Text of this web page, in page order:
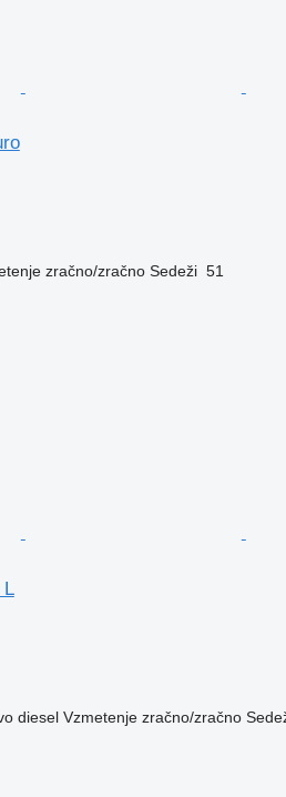
zračno/zračno Sedeži 51
L
diesel Vzmetenje zračno/zračno